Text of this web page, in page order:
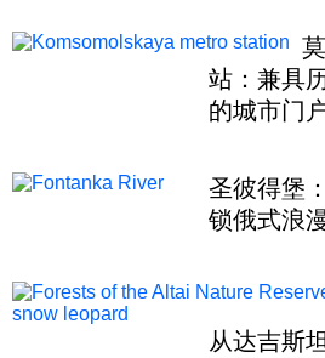
社会
体育
站：兼具
的城市门
圣彼得堡
锁俄式浪
从达吉斯